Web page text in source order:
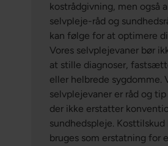
kostrådgivning, men også
selvpleje-råd og
kan følge for at optimere
Vores selvplejevaner bør
at stille diagnoser,
eller helbrede sygdomme.
selvplejevaner er råd og
der ikke erstatter
sundhedspleje. Kosttilskud
bruges som erstatning for